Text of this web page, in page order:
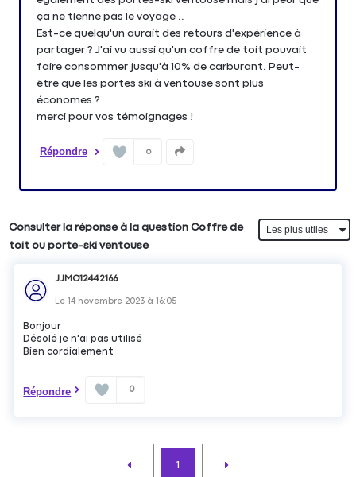
ça ne tienne pas le voyage ..
Est-ce quelqu'un aurait des retours d'expérience à
partager ? J'ai vu aussi qu'un coffre de toit pouvait
faire consommer jusqu'à 10% de carburant. Peut-
être que les portes ski à ventouse sont plus
économes ?
merci pour vos témoignages !
Répondre 0
Consulter la réponse à la question Coffre de
toit ou porte-ski ventouse
JJMO12442166
Le14 novembre 2023 à16:05
Bonjour
Désolé je n'ai pas utilisé
Bien cordialement
Répondre 0
1